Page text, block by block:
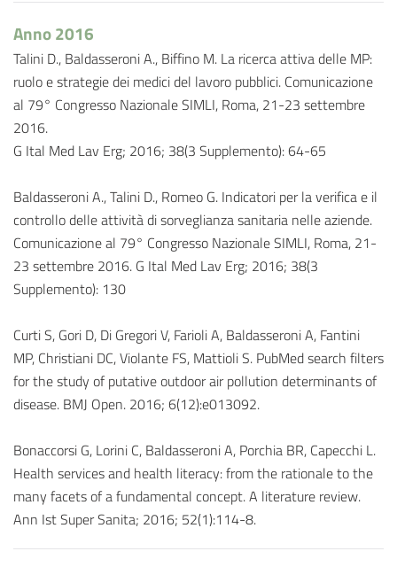
Anno 2016
Talini D., Baldasseroni A., Biffino M. La ricerca attiva delle MP:
ruolo e strategie dei medici del lavoro pubblici. Comunicazione
al 79° Congresso Nazionale SIMLI, Roma, 21-23 settembre
2016.
G Ital Med Lav Erg; 2016; 38(3 Supplemento): 64-65
Baldasseroni A., Talini D., Romeo G. Indicatori per la verifica e il
controllo delle attività di sorveglianza sanitaria nelle aziende.
Comunicazione al 79° Congresso Nazionale SIMLI, Roma, 21-
23 settembre 2016. G Ital Med Lav Erg; 2016; 38(3
Supplemento): 130
Curti S, Gori D, Di Gregori V, Farioli A, Baldasseroni A, Fantini
MP, Christiani DC, Violante FS, Mattioli S. PubMed search filters
for the study of putative outdoor air pollution determinants of
disease. BMJ Open. 2016; 6(12):e013092.
Bonaccorsi G, Lorini C, Baldasseroni A, Porchia BR, Capecchi L.
Health services and health literacy: from the rationale to the
many facets of a fundamental concept. A literature review.
Ann Ist Super Sanita; 2016; 52(1):114-8.